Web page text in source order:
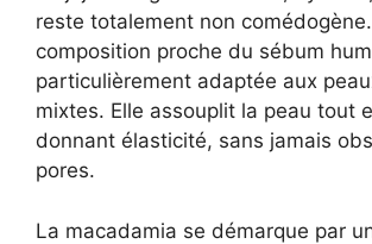
reste totalement non
composition proche du sébum
particulièrement adaptée aux
mixtes. Elle assouplit la peau tout
donnant élasticité, sans jamais
pores.
La macadamia se démarque par